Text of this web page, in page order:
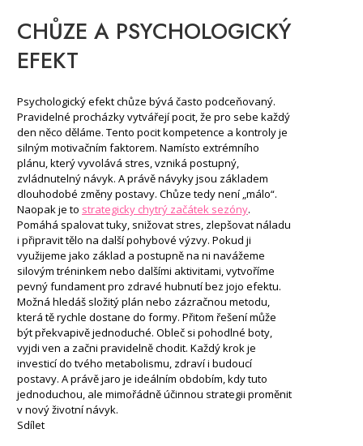
CHŮZE A PSYCHOLOGICKÝ
EFEKT
Psychologický efekt chůze bývá často podceňovaný.
Pravidelné procházky vytvářejí pocit, že pro sebe každý
den něco děláme. Tento pocit kompetence a kontroly je
silným motivačním faktorem. Namísto extrémního
plánu, který vyvolává stres, vzniká postupný,
zvládnutelný návyk. A právě návyky jsou základem
dlouhodobé změny postavy. Chůze tedy není „málo“.
Naopak je to strategicky chytrý začátek sezóny.
Pomáhá spalovat tuky, snižovat stres, zlepšovat náladu
i připravit tělo na další pohybové výzvy. Pokud ji
využijeme jako základ a postupně na ni navážeme
silovým tréninkem nebo dalšími aktivitami, vytvoříme
pevný fundament pro zdravé hubnutí bez jojo efektu.
Možná hledáš složitý plán nebo zázračnou metodu,
která tě rychle dostane do formy. Přitom řešení může
být překvapivě jednoduché. Obleč si pohodlné boty,
vyjdi ven a začni pravidelně chodit. Každý krok je
investicí do tvého metabolismu, zdraví i budoucí
postavy. A právě jaro je ideálním obdobím, kdy tuto
jednoduchou, ale mimořádně účinnou strategii proměnit
v nový životní návyk.
Sdílet